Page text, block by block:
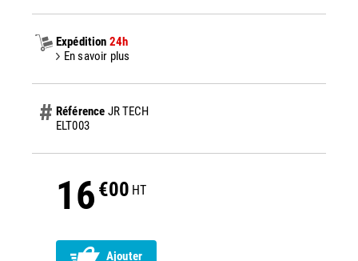
Expédition 24h
En savoir plus
Référence JR TECH
ELT003
16 €00 HT
Ajouter